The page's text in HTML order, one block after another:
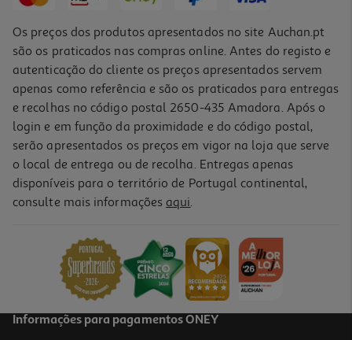
Sumo Maçã Laranja Auchan Cultivamos O Bom 250ml
+0,10 € Depósito
Os preços dos produtos apresentados no site Auchan.pt
são os praticados nas compras online. Antes do registo e
autenticação do cliente os preços apresentados servem
apenas como referência e são os praticados para entregas
e recolhas no código postal 2650-435 Amadora. Após o
login e em função da proximidade e do código postal,
serão apresentados os preços em vigor na loja que serve
o local de entrega ou de recolha. Entregas apenas
disponíveis para o território de Portugal continental,
consulte mais informações aqui.
Informações para pagamentos ONEY